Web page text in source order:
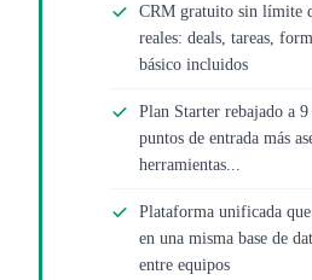
CRM gratuito sin límite
reales: deals, tareas,
básico incluidos
Plan Starter rebajado a
puntos de entrada más
herramientas...
Plataforma unificada
en una misma base de
entre equipos